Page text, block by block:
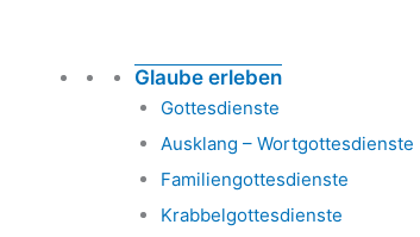
Glaube erleben
Gottesdienste
Ausklang – Wortgottesdienste
Familiengottesdienste
Krabbelgottesdienste